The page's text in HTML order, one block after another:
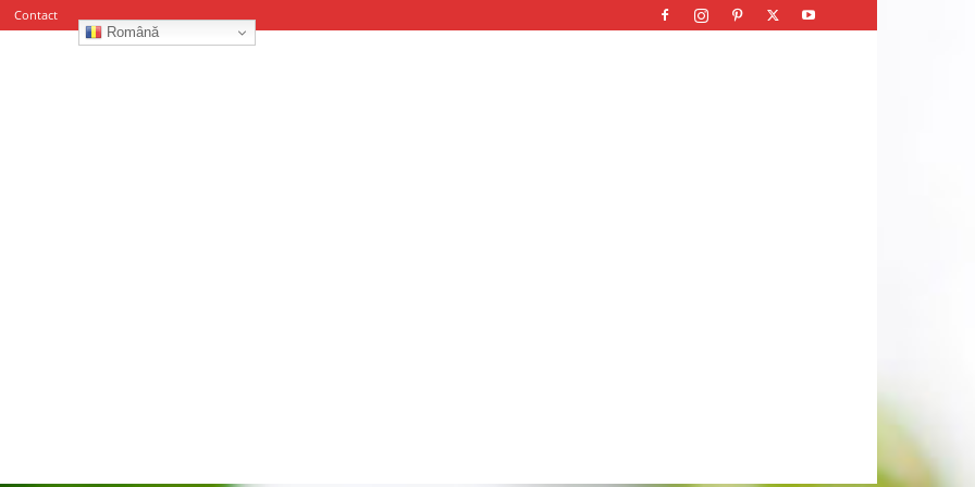
Contact
Română